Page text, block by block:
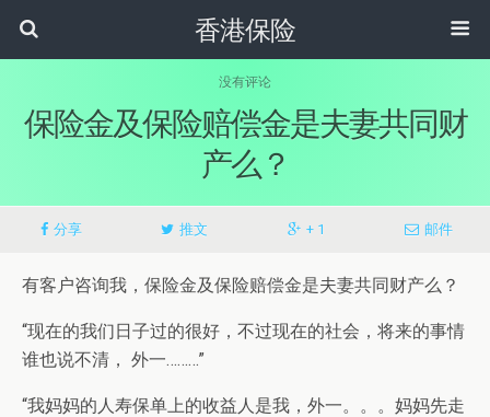
香港保险
没有评论
保险金及保险赔偿金是夫妻共同财
产么？
分享 推文 + 1 邮件
有客户咨询我，保险金及保险赔偿金是夫妻共同财产么？
“现在的我们日子过的很好，不过现在的社会，将来的事情
谁也说不清， 外一………”
“我妈妈的人寿保单上的收益人是我，外一。。。妈妈先走